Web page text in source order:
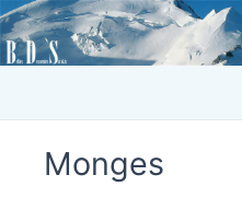
Monges